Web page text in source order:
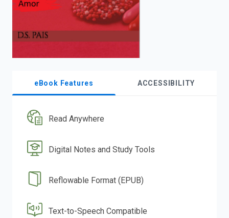
eBook Features ACCESSIBILITY
Read Anywhere
Digital Notes and Study Tools
Reflowable Format (EPUB)
Text-to-Speech Compatible